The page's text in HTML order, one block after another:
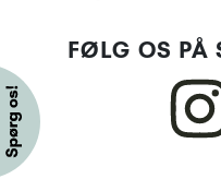
FØLG OS PÅ